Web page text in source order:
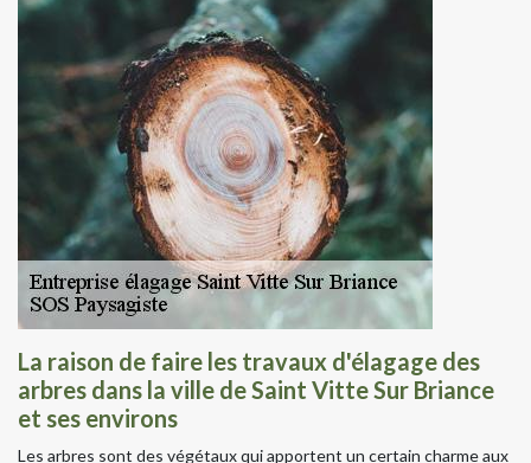
La raison de faire les travaux d'élagage des
arbres dans la ville de Saint Vitte Sur Briance
et ses environs
Les arbres sont des végétaux qui apportent un certain charme aux